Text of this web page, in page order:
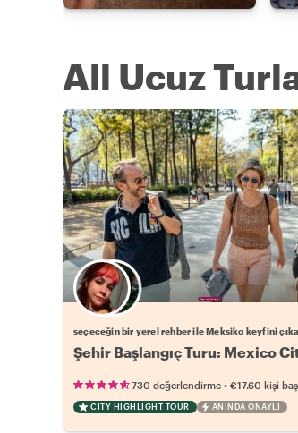
All Ucuz
Favori yerel rehberini seç
seçeceğin bir yerel rehber ile Meksiko keyfini
Şehir Başlangıç Turu: Mexico
730 değerlendirme • €17.60 kişi
CITY HIGHLIGHT TOUR ANINDA ONAYLI